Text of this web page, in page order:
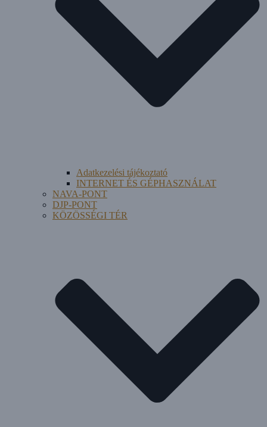
Adatkezelési tájékoztató
INTERNET ÉS GÉPHASZNÁLAT
NAVA-PONT
DJP-PONT
KÖZÖSSÉGI TÉR